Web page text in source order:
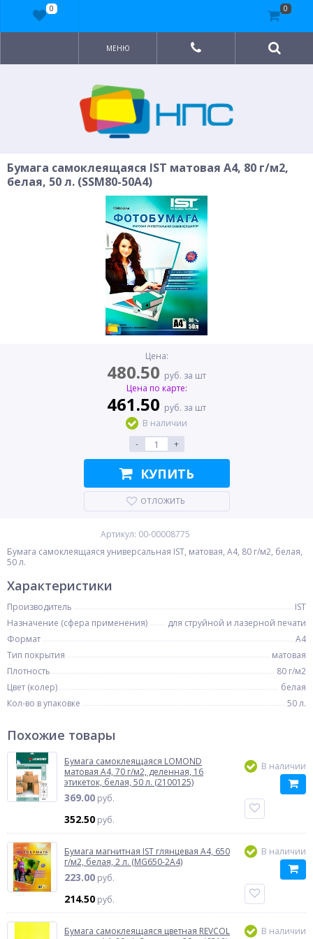
МЕНЮ
Бумага самоклеящаяся IST матовая A4, 80 г/м2,
белая, 50 л. (SSM80-50A4)
Цена:
480.50 руб. за шт
Цена по карте:
461.50 руб. за шт
В наличии
-
+
КУПИТЬ
ОТЛОЖИТЬ
Артикул: 00-00008775
Бумага самоклеящаяся универсальная IST, матовая, A4, 80 г/м2, белая,
50 л.
Характеристики
Производитель
IST
Назначение (сфера применения)
для струйной и лазерной печати
Формат
A4
Тип покрытия
матовая
Плотность
80 г/м2
Цвет (колер)
белая
Кол-во в упаковке
50 л.
Похожие товары
Бумага самоклеящаяся LOMOND
матовая A4, 70 г/м2, деленная, 16
этикеток, белая, 50 л. (2100125)
369.00 руб.
352.50 руб.
В наличии
Бумага магнитная IST глянцевая A4, 650
г/м2, белая, 2 л. (MG650-2A4)
223.00 руб.
214.50 руб.
В наличии
Бумага самоклеящаяся цветная REVCOL
В наличии
0 0